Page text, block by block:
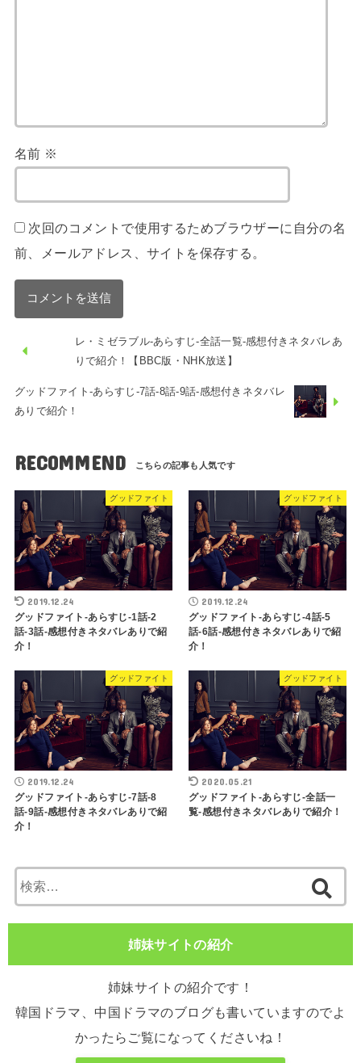
名前 ※
次回のコメントで使用するためブラウザーに自分の名
前、メールアドレス、サイトを保存する。
レ・ミゼラブル-あらすじ-全話一覧-感想付きネタバレあ
りで紹介！【BBC版・NHK放送】
グッドファイト-あらすじ-7話-8話-9話-感想付きネタバレ
ありで紹介！
RECOMMEND
グッドファイト
2019.12.24
グッドファイト-あらすじ-1話-2
話-3話-感想付きネタバレありで紹
介！
グッドファイト
2019.12.24
グッドファイト-あらすじ-4話-5
話-6話-感想付きネタバレありで紹
介！
グッドファイト
2019.12.24
グッドファイト-あらすじ-7話-8
話-9話-感想付きネタバレありで紹
介！
グッドファイト
2020.05.21
グッドファイト-あらすじ-全話一
覧-感想付きネタバレありで紹介！
索:
姉妹サイトの紹介
姉妹サイトの紹介です！
韓国ドラマ、中国ドラマのブログも書いていますのでよ
かったらご覧になってくださいね！